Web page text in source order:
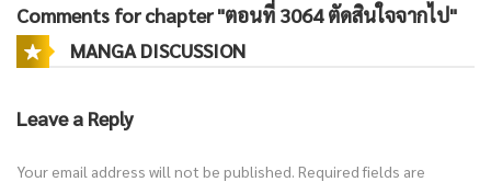
Comments for chapter "ตอนที่ 3064 ตัดสินใจจากไป"
MANGA DISCUSSION
Leave a Reply
Your email address will not be published. Required fields are